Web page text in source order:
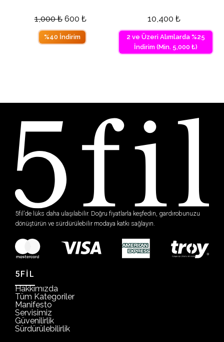
1,000₺ 600 ₺
%40 İndirim
10,400 ₺
2 ve Üzeri Alımlarda %25
İndirim (Min. 5,000 ₺)
5fil’de lüks daha ulaşılabilir. Doğru fiyatlarla keşfedin, gardırobunuzu
dönüştürün ve sürdürülebilir modaya katkı sağlayın.
5FİL
Hakkımızda
Tüm Kategoriler
Manifesto
Servisimiz
Güvenilirlik
Sürdürülebilirlik